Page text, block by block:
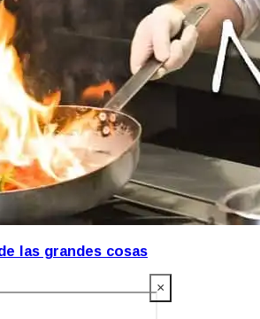
las grandes cosas
×